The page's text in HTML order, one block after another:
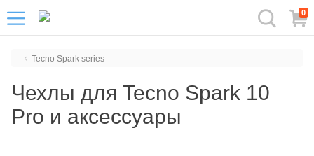
0
Tecno Spark series
Чехлы для Tecno Spark 10
Pro и аксессуары